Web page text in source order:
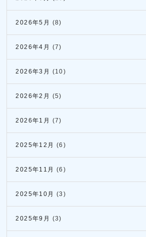
2026年5月 (8)
2026年4月 (7)
2026年3月 (10)
2026年2月 (5)
2026年1月 (7)
2025年12月 (6)
2025年11月 (6)
2025年10月 (3)
2025年9月 (3)